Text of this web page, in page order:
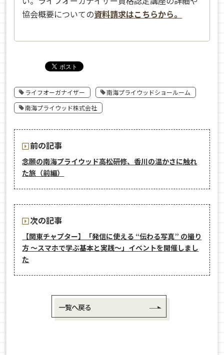
協会概要についての資料請求はこちらから。
ライフオーガナイザー
南海プライウッドショールーム
南海プライウッド株式会社
前の記事
念願の南海プライウッド高松研修、香川の温かさに触れ
た旅（前編）
次の記事
【関東チャプター】「発信に使える “伝わる写真” の撮り
方 ～スマホで学ぶ基本と実践～」イベントを開催しまし
た
一覧へ戻る